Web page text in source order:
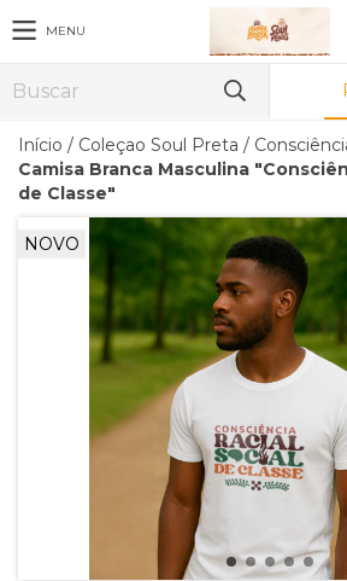
MENU
Início / Coleçao Soul Preta /
Camisa Branca Masculina
de Classe"
NOVO